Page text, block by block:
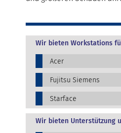
Wir bieten Workstations
Acer
Fujitsu Siemens
Starface
Wir bieten Unterstützung